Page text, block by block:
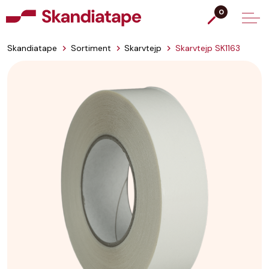
0
Skandiatape Sortiment Skarvtejp Skarvtejp SK1163